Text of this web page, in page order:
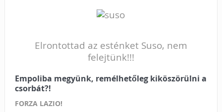
Elrontottad az esténket Suso, nem
felejtünk!!!
Empoliba megyünk, remélhetőleg kiköszörülni a
csorbát?!
FORZA LAZIO!